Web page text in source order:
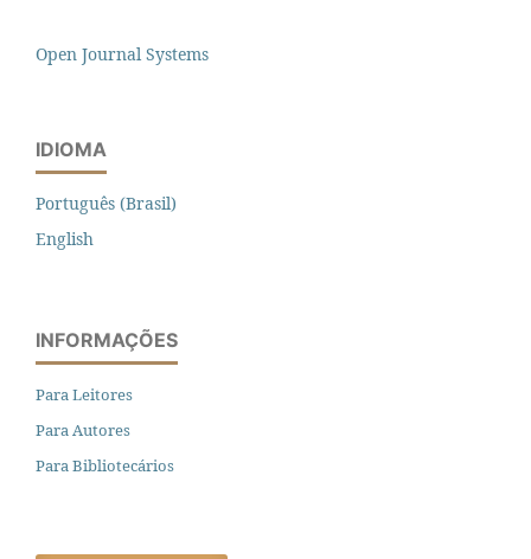
Open Journal Systems
IDIOMA
Português (Brasil)
English
INFORMAÇÕES
Para Leitores
Para Autores
Para Bibliotecários